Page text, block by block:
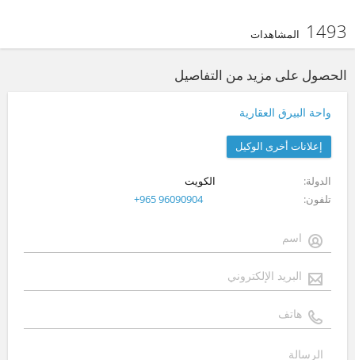
1493 المشاهدات
الحصول على مزيد من التفاصيل
واحة البيرق العقارية
إعلانات أخرى الوكيل
الدولة
الكويت
تلفون
+965 96090904